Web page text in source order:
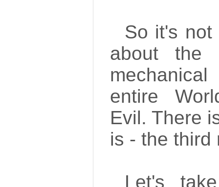
So it's not
about
entire
Evil. There
is - the third
Let's